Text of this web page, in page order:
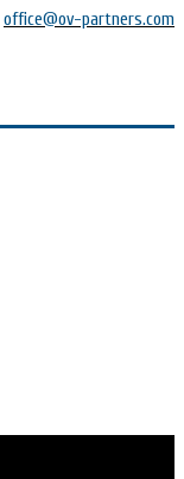
office@ov-partners.com